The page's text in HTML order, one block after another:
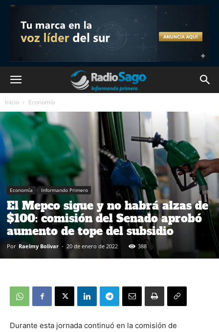
Inicio Economía
Economía Informando Primero
El Mepco sigue y no habrá alzas de
$100: comisión del Senado aprobó
aumento de tope del subsidio
Por Raelmy Bolivar - 20 de enero de 2022 388
Durante esta jornada continuó en la comisión de